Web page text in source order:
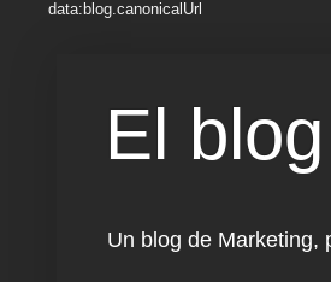
data:blog.canonicalUrl
El
Un blog de Marketing,